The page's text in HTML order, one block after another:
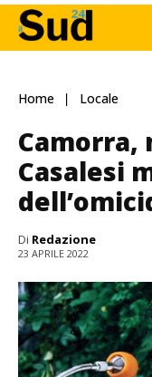
Home Locale
Camorra,
Casalesi
Di Redazione
23 APRILE 2022